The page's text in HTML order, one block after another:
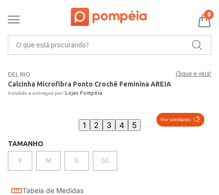
0
DEL RIO Clique e veja!
Calcinha Microfibra Ponto Crochê Feminina AREIA
Lojas Pompéia
Ver similares
1 2 3 4 5
TAMANHO
P M G GG
Tabela de Medidas